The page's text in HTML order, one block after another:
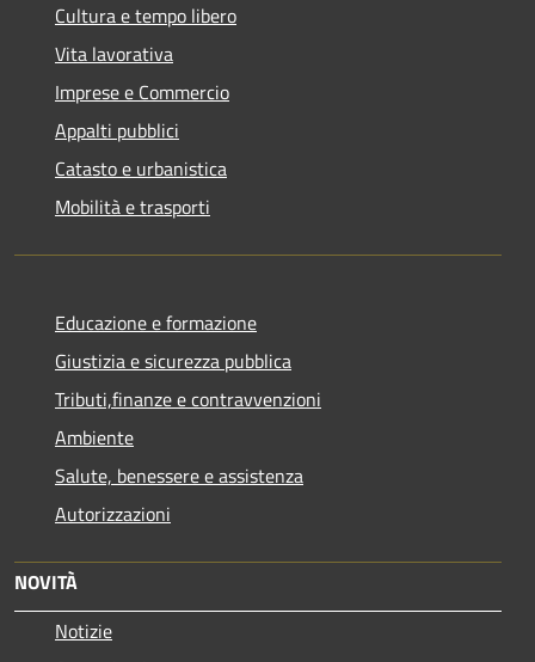
Cultura e tempo libero
Vita lavorativa
Imprese e Commercio
Appalti pubblici
Catasto e urbanistica
Mobilità e trasporti
Educazione e formazione
Giustizia e sicurezza pubblica
Tributi,finanze e contravvenzioni
Ambiente
Salute, benessere e assistenza
Autorizzazioni
NOVITÀ
Notizie